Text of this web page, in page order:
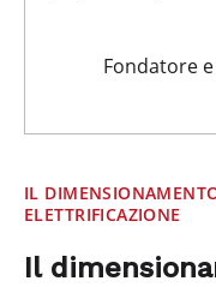
Fondatore
IL
ELETTRIFICAZIONE
Il